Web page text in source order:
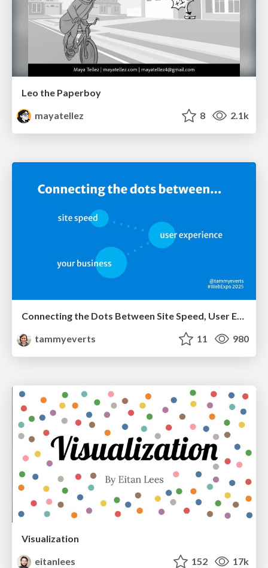
Leo the Paperboy
mayatellez
8 2.1k
tammyeverts
11 980
Visualization
eitanlees
152 17k